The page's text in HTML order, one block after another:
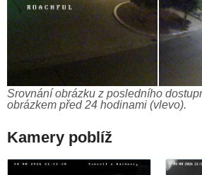
Srovnání obrázku z posledního
obrázkem před 24 hodinami (vlevo).
Kamery poblíž